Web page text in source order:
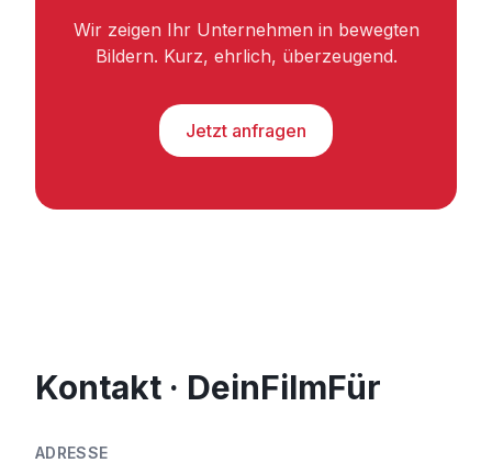
Wir zeigen Ihr Unternehmen in bewegten
Bildern. Kurz, ehrlich, überzeugend.
Jetzt anfragen
Kontakt · DeinFilmFür
ADRESSE